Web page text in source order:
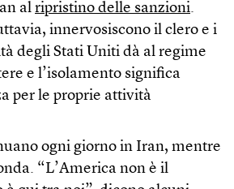
al ripristino delle sanzioni.
innervosiscono il clero e i
degli Stati Uniti dà al regime
e l’isolamento significa
per le proprie attività
ogni giorno in Iran, mentre
“L’America non è il